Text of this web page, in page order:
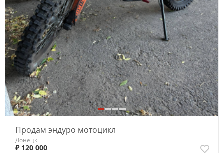
4
Продам эндуро мотоцикл
Донецк
₽ 120 000